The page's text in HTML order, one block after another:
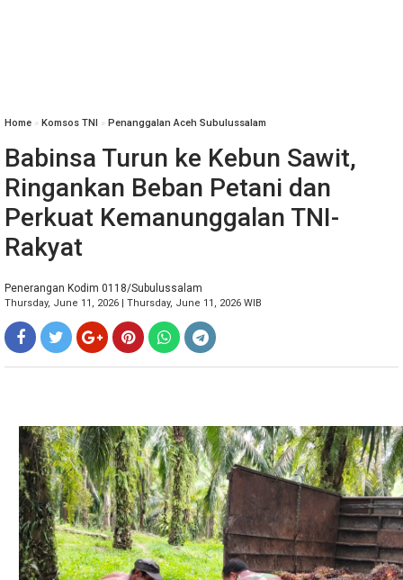
Home » Komsos TNI » Penanggalan Aceh Subulussalam
Babinsa Turun ke Kebun Sawit,
Ringankan Beban Petani dan
Perkuat Kemanunggalan TNI-
Rakyat
Penerangan Kodim 0118/Subulussalam
Thursday, June 11, 2026 | Thursday, June 11, 2026 WIB